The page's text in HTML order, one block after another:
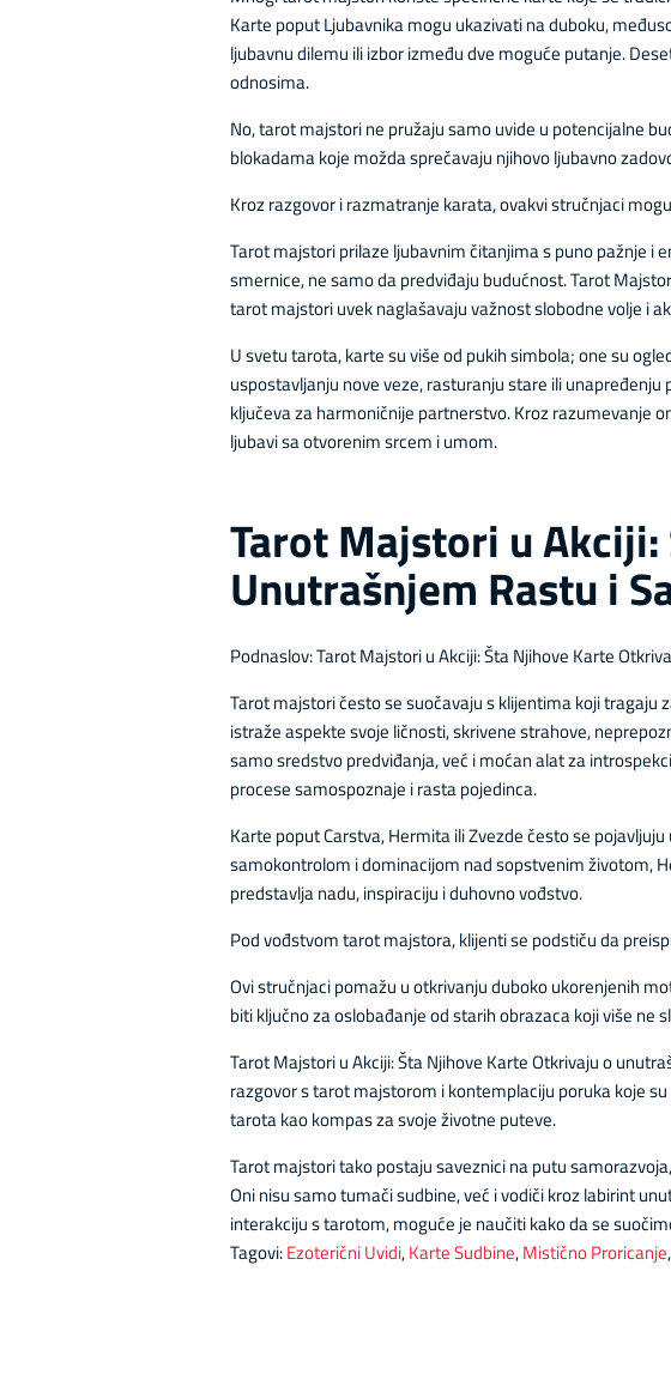
Karte poput Ljubavnika mogu ukazivati na duboku,
ljubavnu dilemu ili izbor između dve moguće putanje.
odnosima.
No, tarot majstori ne pružaju samo uvide u potencijalne
blokadama koje možda sprečavaju njihovo ljubavno
Kroz razgovor i razmatranje karata, ovakvi stručnjaci
Tarot majstori prilaze ljubavnim čitanjima s puno pažnje i
smernice, ne samo da predviđaju budućnost. Tarot
tarot majstori uvek naglašavaju važnost slobodne volje i
U svetu tarota, karte su više od pukih simbola; one su
uspostavljanju nove veze, rasturanju stare ili
ključeva za harmoničnije partnerstvo. Kroz razumevanje
ljubavi sa otvorenim srcem i umom.
Tarot Majstori u
Unutrašnjem Rastu i
Podnaslov: Tarot Majstori u Akciji: Šta Njihove Karte
Tarot majstori često se suočavaju s klijentima koji
istraže aspekte svoje ličnosti, skrivene strahove,
samo sredstvo predviđanja, već i moćan alat za
procese samospoznaje i rasta pojedinca.
Karte poput Carstva, Hermita ili Zvezde često se
samokontrolom i dominacijom nad sopstvenim životom,
predstavlja nadu, inspiraciju i duhovno vođstvo.
Pod vođstvom tarot majstora, klijenti se podstiču da
Ovi stručnjaci pomažu u otkrivanju duboko ukorenjenih
biti ključno za oslobađanje od starih obrazaca koji više
Tarot Majstori u Akciji: Šta Njihove Karte Otkrivaju o
razgovor s tarot majstorom i kontemplaciju poruka koje
tarota kao kompas za svoje životne puteve.
Tarot majstori tako postaju saveznici na putu
Oni nisu samo tumači sudbine, već i vodiči kroz labirint
interakciju s tarotom, moguće je naučiti kako da se
Tagovi:Ezoterični Uvidi,Karte Sudbine,Mistično Proricanje,